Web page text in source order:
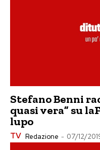
Stefano Benni
quasi vera” su
lupo
TV Redazione - 07/12/